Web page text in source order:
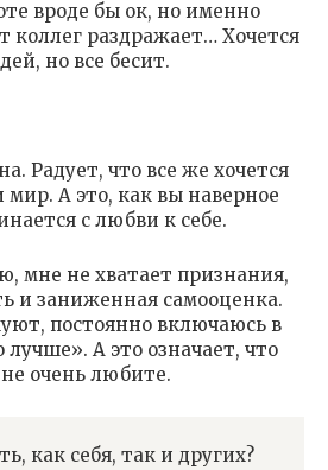
вроде бы ок, но именно
коллег раздражает… Хочется
но все бесит.
Радует, что все же хочется
А это, как вы наверное
с любви к себе.
мне не хватает признания,
и заниженная самооценка.
постоянно включаюсь в
лучше». А это означает, что
очень любите.
как себя, так и других?